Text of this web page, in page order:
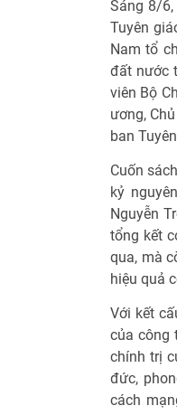
Sáng 8/
Tuyên
Nam tổ
đất nước
viên Bộ
ương,
ban
Cuốn
kỷ
Nguyễn
tổng kết
qua, mà
hiệu quả
Với kết
của công
chính trị
đức,
cách